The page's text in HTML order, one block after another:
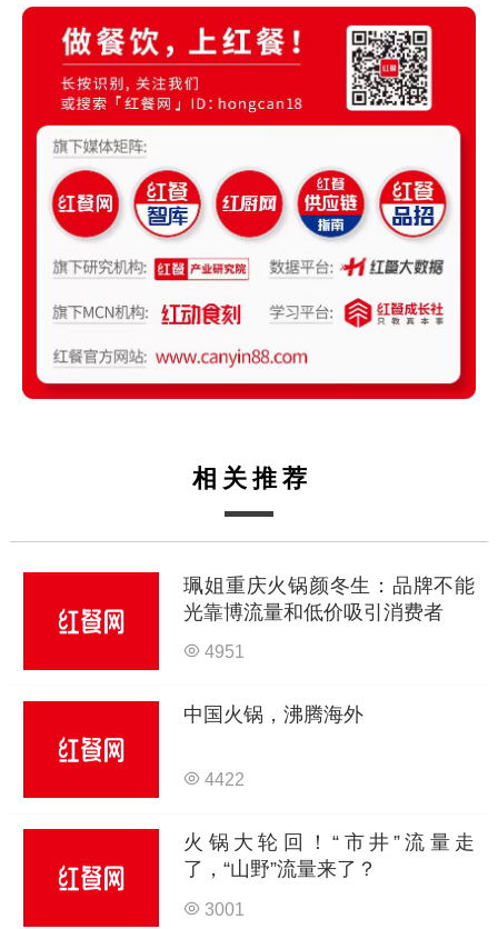
相关推荐
珮姐重庆火锅颜冬生：品牌不能
光靠博流量和低价吸引消费者
4951
中国火锅，沸腾海外
4422
火锅大轮回！“市井”流量走
了，“山野”流量来了？
3001